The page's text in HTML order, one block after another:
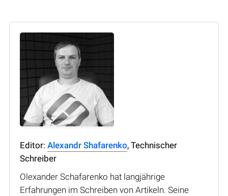
Editor: Alexandr Shafarenko, Technischer
Schreiber
Olexander Schafarenko hat langjährige
Erfahrungen im Schreiben von Artikeln. Seine